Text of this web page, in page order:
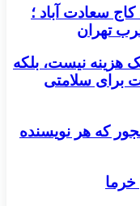
سعادت آباد ؛
تهران
هزینه نیست، بلکه
برای سلامتی
که هر نویسنده